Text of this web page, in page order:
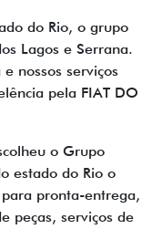
do Rio, o grupo
Lagos e Serrana.
nossos serviços
pela FIAT DO
o Grupo
estado do Rio o
pronta-entrega,
peças, serviços de